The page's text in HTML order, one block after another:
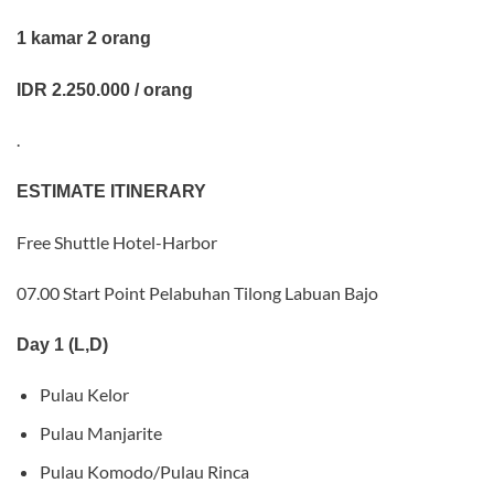
1 kamar 2 orang
IDR 2.250.000 / orang
.
ESTIMATE ITINERARY
Free Shuttle Hotel-Harbor
07.00 Start Point Pelabuhan Tilong Labuan Bajo
Day 1 (L,D)
Pulau Kelor
Pulau Manjarite
Pulau Komodo/Pulau Rinca